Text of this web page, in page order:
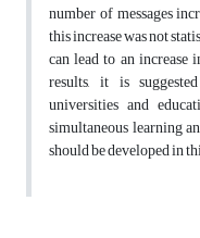
number of messages
this increase was not
can lead to an increase
results, it is
universities and
simultaneous learning
should be developed in